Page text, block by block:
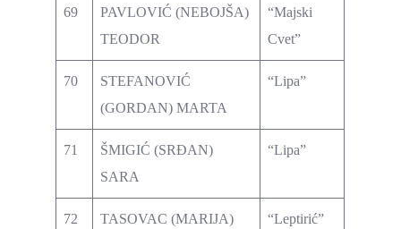
69
PAVLOVIĆ (NEBOJŠA)
TEODOR
“Majski
Cvet”
70
STEFANOVIĆ
(GORDAN) MARTA
“Lipa”
71
ŠMIGIĆ (SRĐAN)
SARA
“Lipa”
72
TASOVAC (MARIJA)
“Leptirić”